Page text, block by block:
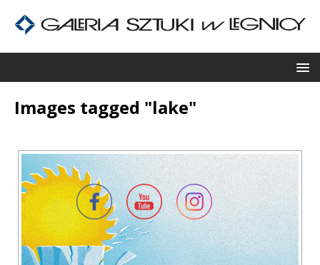
Images tagged "lake"